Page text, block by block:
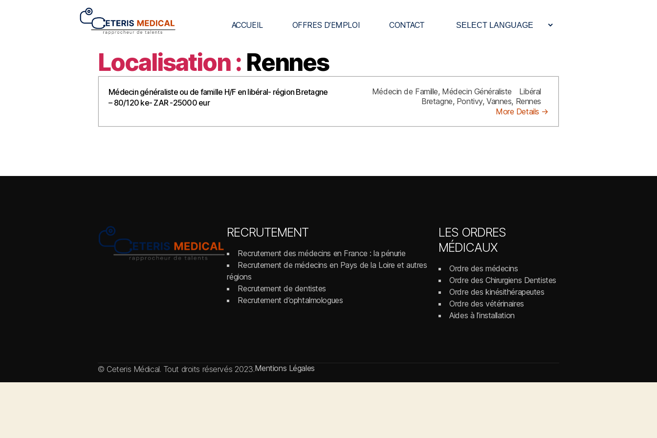
ACCUEIL OFFRES D’EMPLOI CONTACT
Localisation : Rennes
Médecin généraliste ou de famille H/F en libéral- région Bretagne
– 80/120 ke- ZAR -25000 eur
Médecin de Famille Médecin Généraliste
Libéral
Bretagne Pontivy Vannes Rennes
More Details
RECRUTEMENT
Recrutement des médecins en France : la pénurie
Recrutement de médecins en Pays de la Loire et autres
régions
Recrutement de dentistes
Recrutement d’ophtalmologues
LES ORDRES
MÉDICAUX
Ordre des médecins
Ordre des Chirurgiens Dentistes
Ordre des kinésithérapeutes
Ordre des vétérinaires
Aides à l’installation
© Ceteris Médical. Tout droits réservés 2023.Mentions Légales